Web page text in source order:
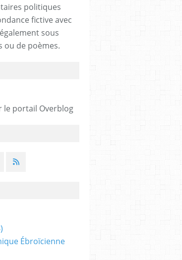
politiques
fictive avec
sous
ou de poèmes.
le portail Overblog
Ébroïcienne